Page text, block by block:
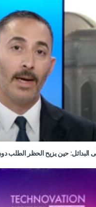
البدائل: حين يزيح الحظر الطلب